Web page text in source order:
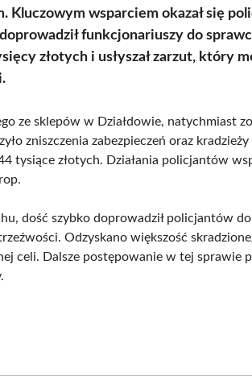
Kluczowym wsparciem okazał się
funkcjonariuszy do
złotych i usłyszał zarzut, który
ze sklepów w Działdowie, natychmiast
zniszczenia zabezpieczeń oraz
tysiące złotych. Działania policjantów
dość szybko doprowadził policjantów
Odzyskano większość
celi. Dalsze postępowanie w tej sprawie